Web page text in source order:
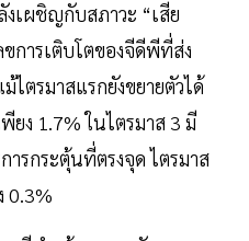
เผชิญกับสภาวะ “เสีย
ขการเติบโตของจีดีพีที่ส่ง
ตรมาสแรกยังขยายตัวได้
ยง 1.7% ในไตรมาส 3 มี
ารกระตุ้นที่ตรงจุด ไตรมาส
0.3%